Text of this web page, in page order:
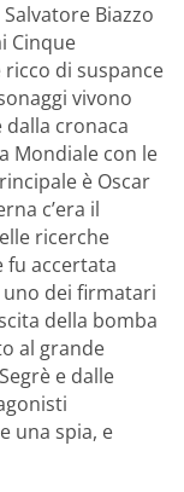
Salvatore Biazzo
Cinque
di suspance
vivono
cronaca
Mondiale con le
è Oscar
c’era il
ricerche
fu accertata
uno dei firmatari
della bomba
al grande
e dalle
una spia, e